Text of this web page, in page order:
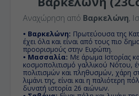
Αναχώρηση από Βαρκελώνη,
• Βαρκελώνη: Πρωτεύουσα της
έχει όλα και είναι από τους πιο
προορισμούς στην Ευρώπη.
• Μασσαλία: Με άρωμα Ιστορίας
κοσμοπολιτισμό γαλλικού Νότου,
πολιτισμών και πληθυσμών, χάρη
λιμάνι της, είναι και η παλιότερη
δυνατή ιστορία 26 αιώνων.